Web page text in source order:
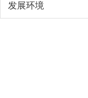
发展环境